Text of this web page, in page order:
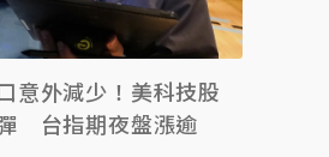
意外減少！美科技股
台指期夜盤漲逾